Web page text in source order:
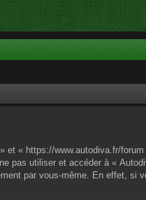
« https://www.autodiva.fr/
pas utiliser et accéder à «
par vous-même. En effet,